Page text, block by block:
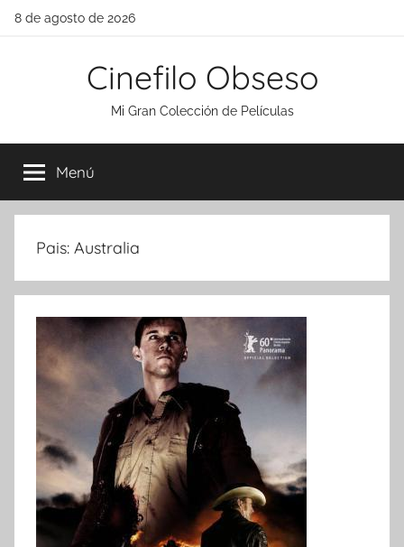
Saltar
8 de agosto de 2026
Cinefilo Obseso
Mi Gran Colección de Películas
Menú
Pais: Australia